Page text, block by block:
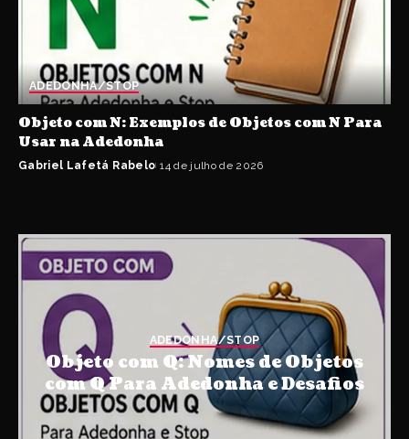
ADEDONHA/STOP
Objeto com N: Exemplos de Objetos com N Para
Usar na Adedonha
Gabriel Lafetá Rabelo 14 de julho de 2026
ADEDONHA/STOP
Objeto com Q: Nomes de Objetos
com Q Para Adedonha e Desafios